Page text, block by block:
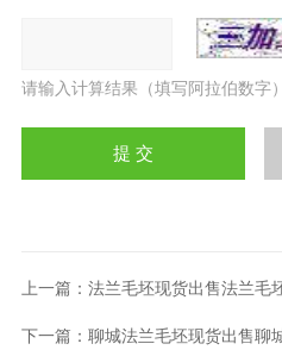
请输入计算结果（填写阿拉伯数字
上一篇： 法兰毛坯现货出售法兰毛
下一篇： 聊城法兰毛坯现货出售聊